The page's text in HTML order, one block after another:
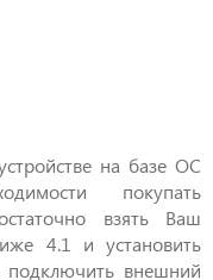
на базе ОС
покупать
взять Ваш
4.1 и установить
внешний